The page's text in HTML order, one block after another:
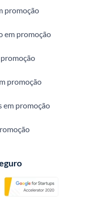
promoção
em promoção
promoção
em promoção